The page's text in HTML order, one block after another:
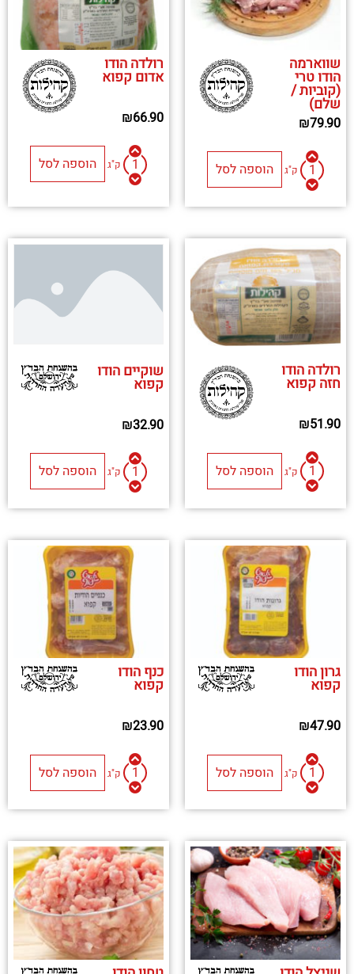
שווארמה
הודו טרי
(קוביות /
שלם)
₪79.90
ק"ג הוספה לסל
רולדה הודו
אדום קפוא
₪66.90
ק"ג הוספה לסל
רולדה הודו
חזה קפוא
₪51.90
ק"ג הוספה לסל
שוקיים הודו
קפוא
₪32.90
ק"ג הוספה לסל
גרון הודו
קפוא
₪47.90
ק"ג הוספה לסל
כנף הודו
קפוא
₪23.90
ק"ג הוספה לסל